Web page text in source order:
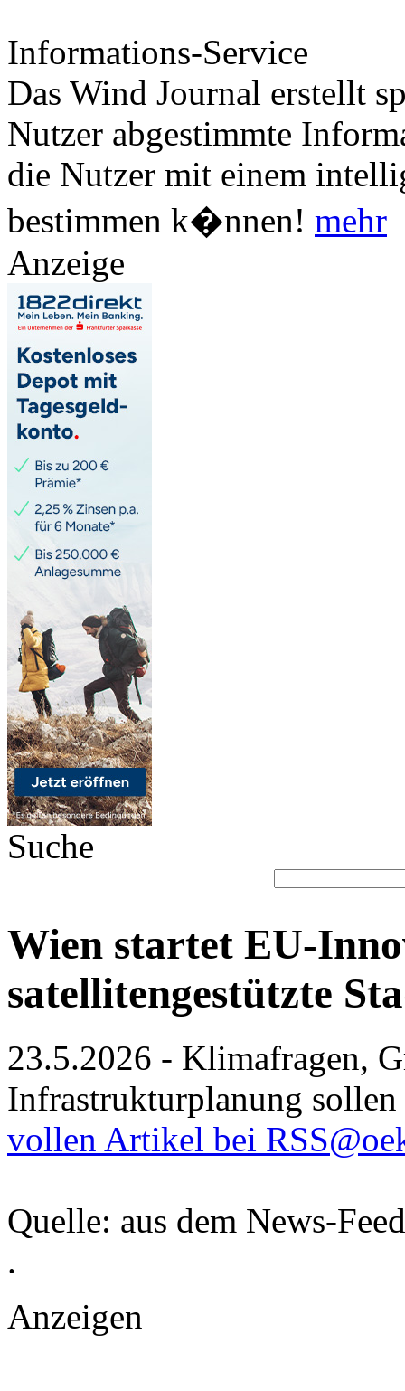
Informations-Service
Das Wind Journal erstellt
Nutzer abgestimmte
die Nutzer mit einem
bestimmen k�nnen! mehr
Anzeige
Suche
Wien startet EU-
satellitengestützte
23.5.2026 - Klimafragen,
Infrastrukturplanung
vollen Artikel bei
Quelle: aus dem News-
.
Anzeigen